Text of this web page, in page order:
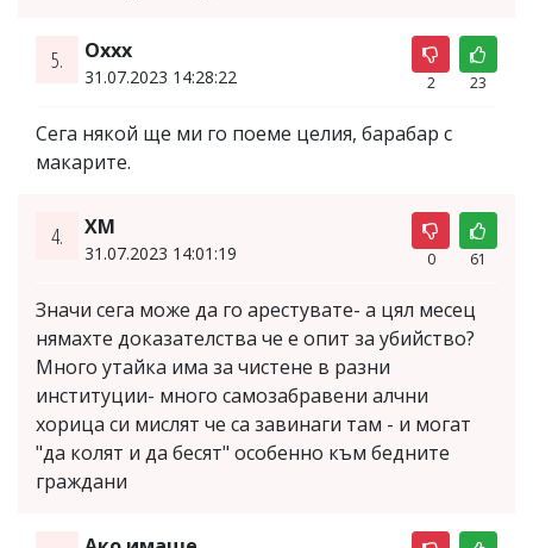
5. Оххх
31.07.2023 14:28:22 2 23
Сега някой ще ми го поеме целия, барабар с
макарите.
4. ХМ
31.07.2023 14:01:19 0 61
Значи сега може да го арестувате- а цял месец
нямахте доказателства че е опит за убийство?
Много утайка има за чистене в разни
институции- много самозабравени алчни
хорица си мислят че са завинаги там - и могат
"да колят и да бесят" особенно към бедните
граждани